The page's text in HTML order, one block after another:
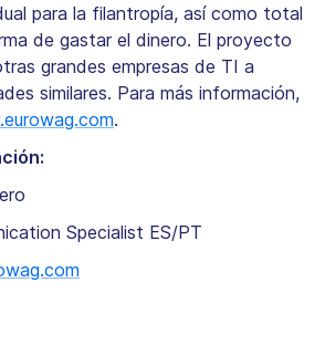
para la filantropía, así como total
de gastar el dinero. El proyecto
grandes empresas de TI a
similares. Para más información,
.
Specialist ES/PT